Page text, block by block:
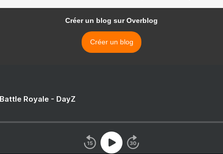
Créer un blog sur Overblog
Créer un blog
Royale - DayZ